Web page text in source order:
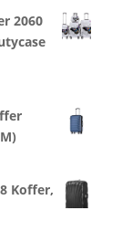
2060
Koffer,